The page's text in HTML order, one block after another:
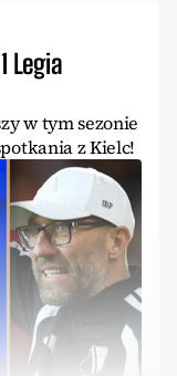
Legia
w tym sezonie
z Kielc!